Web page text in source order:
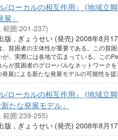
/ローカルの相互作用』 (地域立
」
範囲:201-237)
版 , ぎょうせい (発売) 2008年8月
貧困者の主体性が重要である。この貧
、実際には各地で広まっている。この
が貧困者のグローバルなネットワーク
展による新たな発展モデルの可能性を提
/ローカルの相互作用』 (地域立
たな発展モデル」
範囲:239-255)
版 , ぎょうせい (発売) 2008年8月